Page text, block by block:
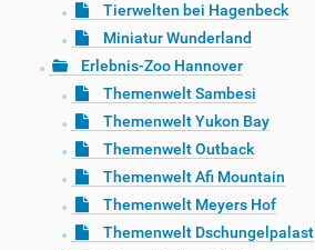
Tierwelten bei Hagenbeck
Miniatur Wunderland
Erlebnis-Zoo Hannover
Themenwelt Sambesi
Themenwelt Yukon Bay
Themenwelt Outback
Themenwelt Afi Mountain
Themenwelt Meyers Hof
Themenwelt Dschungelpalast